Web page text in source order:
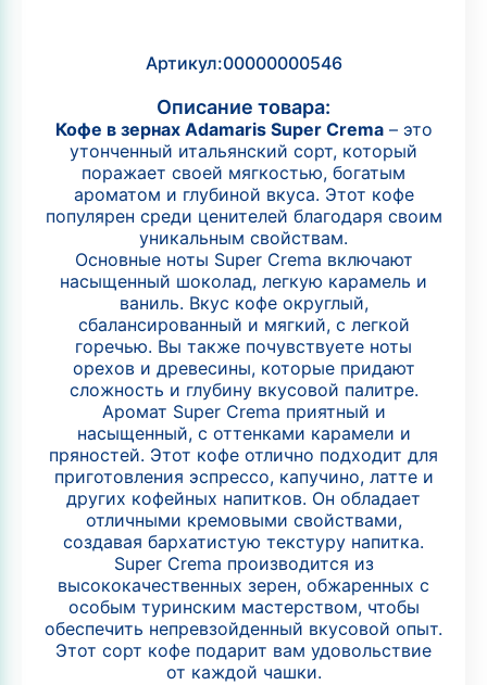
Артикул:00000000546
Описание товара:
Кофе в зернах Adamaris Super Crema– это
утонченный итальянский сорт, который
поражает своей мягкостью, богатым
ароматом и глубиной вкуса. Этот кофе
популярен среди ценителей благодаря своим
уникальным свойствам.
Основные ноты Super Crema включают
насыщенный шоколад, легкую карамель и
ваниль. Вкус кофе округлый,
сбалансированный и мягкий, с легкой
горечью. Вы также почувствуете ноты
орехов и древесины, которые придают
сложность и глубину вкусовой палитре.
Аромат Super Crema приятный и
насыщенный, с оттенками карамели и
пряностей. Этот кофе отлично подходит для
приготовления эспрессо, капучино, латте и
других кофейных напитков. Он обладает
отличными кремовыми свойствами,
создавая бархатистую текстуру напитка.
Super Crema производится из
высококачественных зерен, обжаренных с
особым туринским мастерством, чтобы
обеспечить непревзойденный вкусовой опыт.
Этот сорт кофе подарит вам удовольствие
от каждой чашки.